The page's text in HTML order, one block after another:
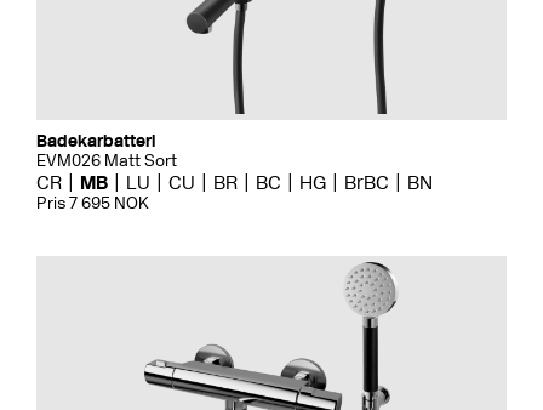
Badekarbatteri
EVM026 Matt Sort
CR MB LU CU BR BC HG BrBC BN
Pris 7 695 NOK